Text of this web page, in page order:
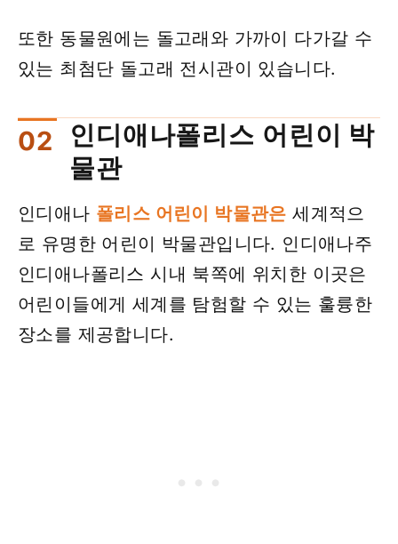
또한 동물원에는 돌고래와 가까이 다가갈 수
있는 최첨단 돌고래 전시관이 있습니다.
인디애나폴리스 어린이 박
물관
인디애나 폴리스 어린이 박물관은 세계적으
로 유명한 어린이 박물관입니다. 인디애나주
인디애나폴리스 시내 북쪽에 위치한 이곳은
어린이들에게 세계를 탐험할 수 있는 훌륭한
장소를 제공합니다.